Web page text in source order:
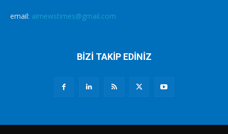
email: airnewstimes@gmail.com
BİZİ TAKİP EDİNİZ